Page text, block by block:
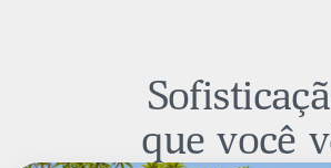
que você